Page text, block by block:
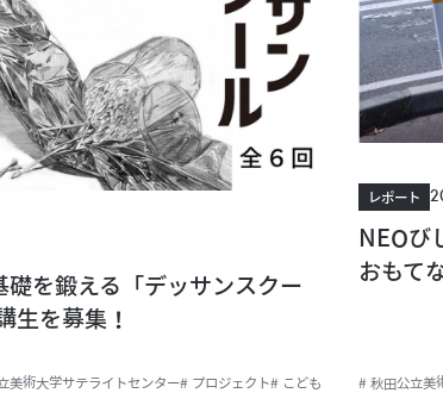
礎を鍛える「デッサンスクー
生を募集！
美術大学サテライトセンター# プロジェクト# こども
レポート
NEOび
おもて
# 秋田公立美